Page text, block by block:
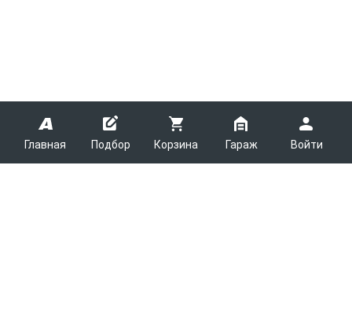
Главная Подбор Корзина Гараж Войти